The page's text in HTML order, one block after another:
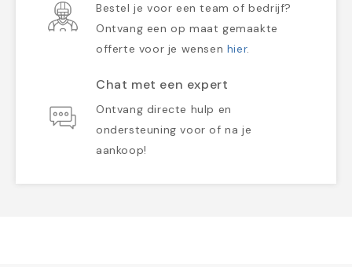
Bestel je voor een team of bedrijf?
Ontvang een op maat gemaakte
offerte voor je wensen hier.
Chat met een expert
Ontvang directe hulp en
ondersteuning voor of na je
aankoop!